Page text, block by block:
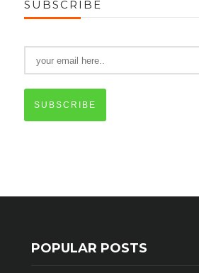
SUBSCRIBE
SUBSCRIBE
POPULAR POSTS